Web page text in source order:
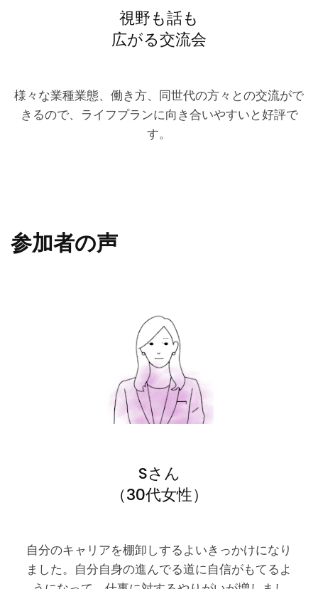
視野も話も
広がる交流会
様々な業種業態、働き方、同世代の方々との交流がで
きるので、ライフプランに向き合いやすいと好評で
す。
参加者の声
Sさん
（30代女性）
自分のキャリアを棚卸しするよいきっかけになり
ました。自分自身の進んでる道に自信がもてるよ